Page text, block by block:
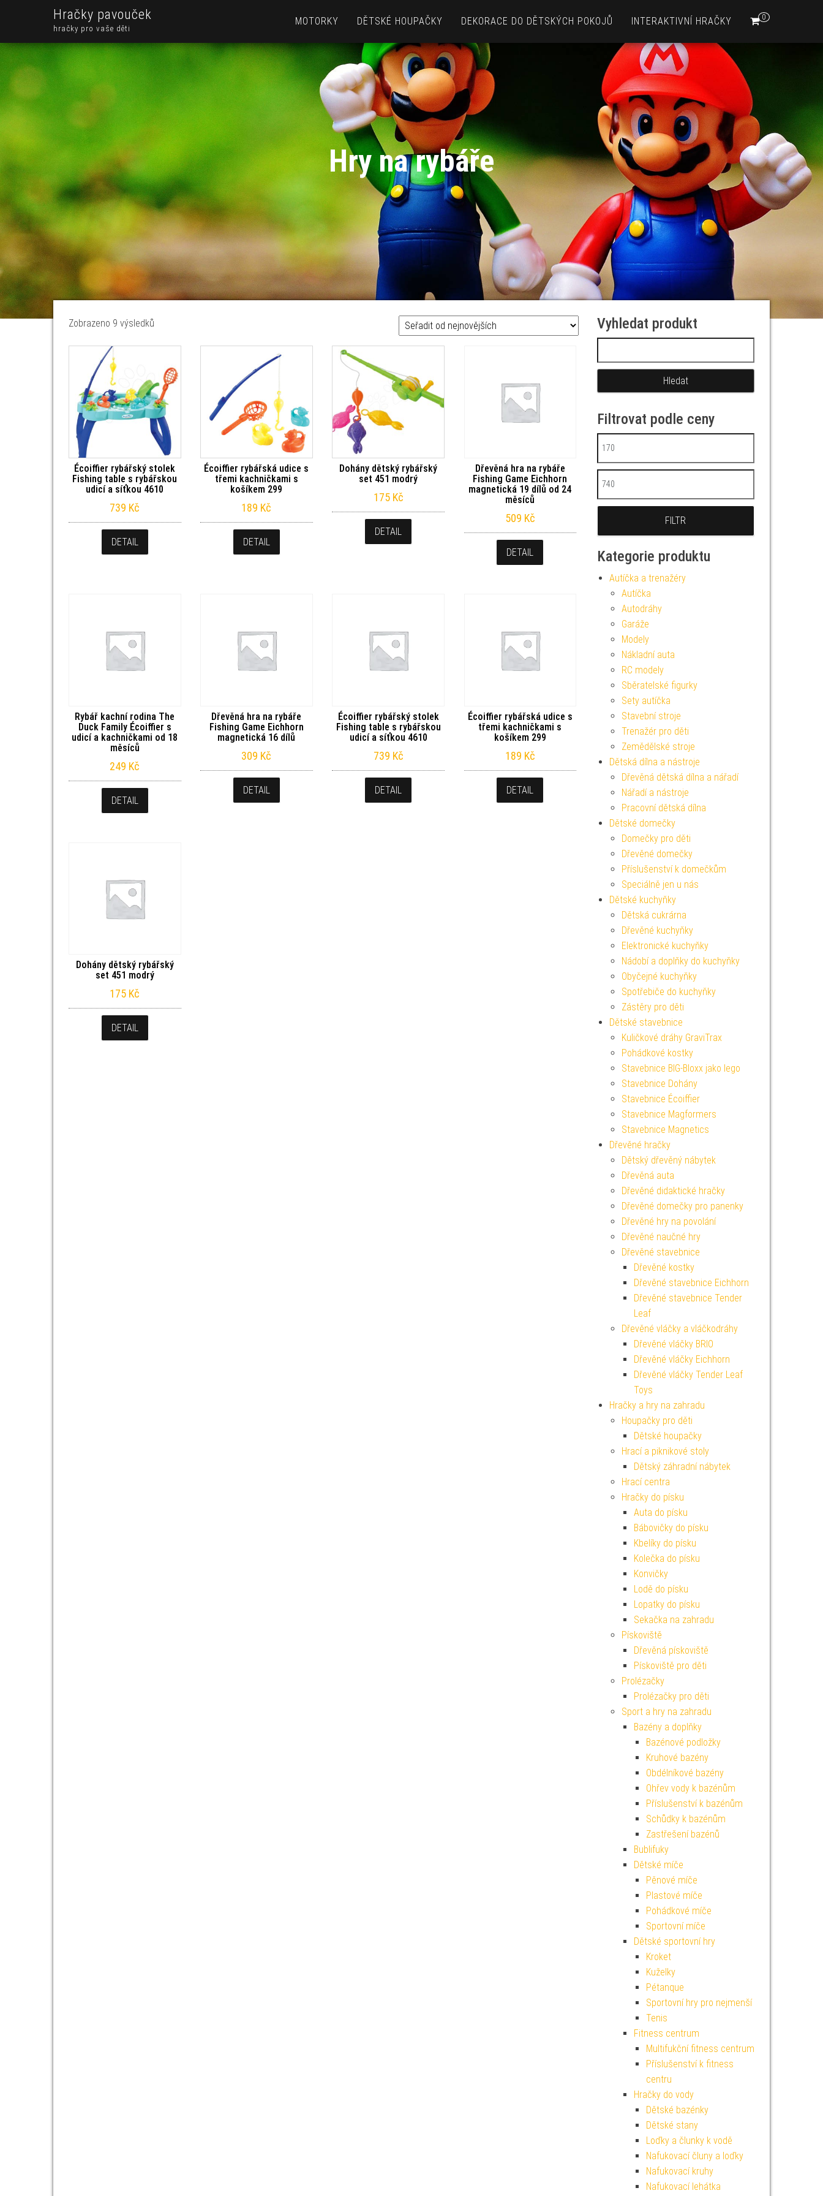
Hračky pavouček
hračky pro vaše děti
0
MOTORKY DĚTSKÉ HOUPAČKY DEKORACE DO DĚTSKÝCH POKOJŮ INTERAKTIVNÍ HRAČKY
Hry na rybáře
Zobrazeno 9 výsledků
Écoiffier rybářský stolek
Fishing table s rybářskou
udicí a síťkou 4610
739 Kč
DETAIL
Écoiffier rybářská udice s
třemi kachničkami s
košíkem 299
189 Kč
DETAIL
Dohány dětský rybářský
set 451 modrý
175 Kč
DETAIL
Dřevěná hra na rybáře
Fishing Game Eichhorn
magnetická 19 dílů od 24
měsíců
509 Kč
DETAIL
Rybář kachní rodina The
Duck Family Écoiffier s
udicí a kachničkami od 18
měsíců
249 Kč
DETAIL
Dřevěná hra na rybáře
Fishing Game Eichhorn
magnetická 16 dílů
309 Kč
DETAIL
Écoiffier rybářský stolek
Fishing table s rybářskou
udicí a síťkou 4610
739 Kč
DETAIL
Écoiffier rybářská udice s
třemi kachničkami s
košíkem 299
189 Kč
DETAIL
Dohány dětský rybářský
set 451 modrý
175 Kč
DETAIL
Vyhledat produkt
Filtrovat podle ceny
Minimální cena
Maximální cena
FILTR
Kategorie produktu
Autíčka a trenažéry
Autíčka
Autodráhy
Garáže
Modely
Nákladní auta
RC modely
Sběratelské figurky
Sety autíčka
Stavební stroje
Trenažér pro děti
Zemědělské stroje
Dětská dílna a nástroje
Dřevěná dětská dílna a nářadí
Nářadí a nástroje
Pracovní dětská dílna
Dětské domečky
Domečky pro děti
Dřevěné domečky
Příslušenství k domečkům
Speciálně jen u nás
Dětské kuchyňky
Dětská cukrárna
Dřevěné kuchyňky
Elektronické kuchyňky
Nádobí a doplňky do kuchyňky
Obyčejné kuchyňky
Spotřebiče do kuchyňky
Zástěry pro děti
Dětské stavebnice
Kuličkové dráhy GraviTrax
Pohádkové kostky
Stavebnice BIG-Bloxx jako lego
Stavebnice Dohány
Stavebnice Écoiffier
Stavebnice Magformers
Stavebnice Magnetics
Dřevěné hračky
Dětský dřevěný nábytek
Dřevěná auta
Dřevěné didaktické hračky
Dřevěné domečky pro panenky
Dřevěné hry na povolání
Dřevěné naučné hry
Dřevěné stavebnice
Dřevěné kostky
Dřevěné stavebnice Eichhorn
Dřevěné stavebnice Tender
Leaf
Dřevěné vláčky a vláčkodráhy
Dřevěné vláčky BRIO
Dřevěné vláčky Eichhorn
Dřevěné vláčky Tender Leaf
Toys
Hračky a hry na zahradu
Houpačky pro děti
Dětské houpačky
Hrací a piknikové stoly
Dětský záhradní nábytek
Hrací centra
Hračky do písku
Auta do písku
Bábovičky do písku
Kbelíky do písku
Kolečka do písku
Konvičky
Lodě do písku
Lopatky do písku
Sekačka na zahradu
Pískoviště
Dřevěná pískoviště
Pískoviště pro děti
Prolézačky
Prolézačky pro děti
Sport a hry na zahradu
Bazény a doplňky
Bazénové podložky
Kruhové bazény
Obdélníkové bazény
Ohřev vody k bazénům
Příslušenství k bazénům
Schůdky k bazénům
Zastřešení bazénů
Bublifuky
Dětské míče
Pěnové míče
Plastové míče
Pohádkové míče
Sportovní míče
Dětské sportovní hry
Kroket
Kuželky
Pétanque
Sportovní hry pro nejmenší
Tenis
Fitness centrum
Multifukční fitness centrum
Příslušenství k fitness
centru
Hračky do vody
Dětské bazénky
Dětské stany
Loďky a člunky k vodě
Nafukovací čluny a loďky
Nafukovací kruhy
Nafukovací lehátka